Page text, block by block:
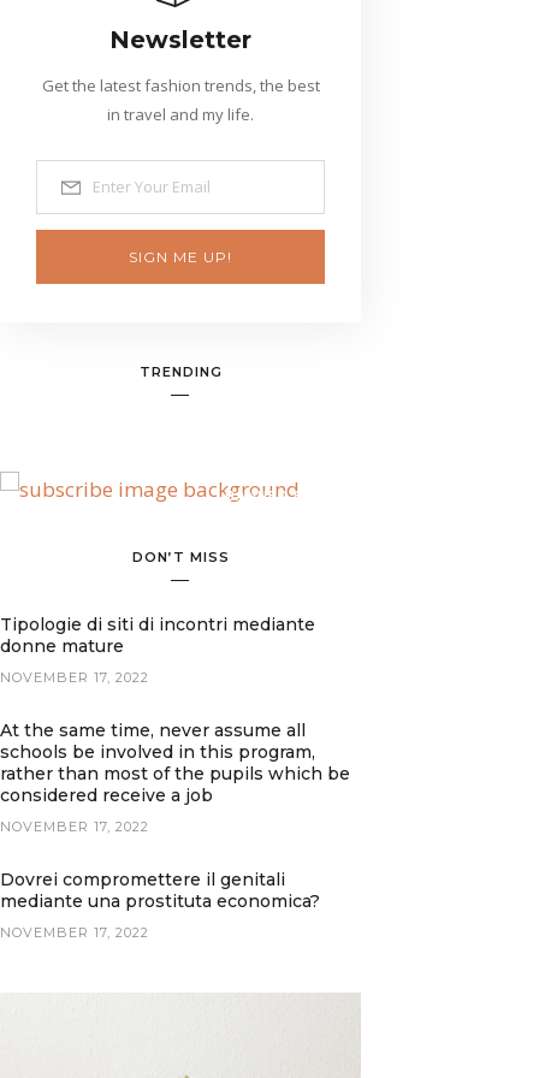
Newsletter
Get the latest fashion trends, the best
in travel and my life.
SIGN ME UP!
TRENDING
BANNER SPOT
DON’T MISS
Tipologie di siti di incontri mediante
donne mature
NOVEMBER 17, 2022
At the same time, never assume all
schools be involved in this program,
rather than most of the pupils which be
considered receive a job
NOVEMBER 17, 2022
Dovrei compromettere il genitali
mediante una prostituta economica?
NOVEMBER 17, 2022